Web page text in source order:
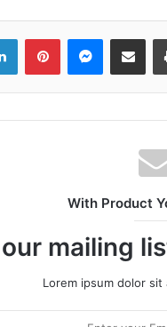
LinkedInPinterestMessenger
Share via
With Product
mailing
Lorem ipsum dolor